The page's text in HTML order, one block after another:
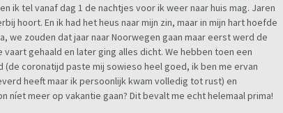
ik tel vanaf dag 1 de nachtjes voor ik weer naar huis mag. Jaren
hoort. En ik had het heus naar mijn zin, maar in mijn hart hoefde
we zouden dat jaar naar Noorwegen gaan maar eerst werd de
gehaald en later ging alles dicht. We hebben toen een
(de coronatijd paste mij sowieso heel goed, ik ben me ervan
heeft maar ik persoonlijk kwam volledig tot rust) en
níet meer op vakantie gaan? Dit bevalt me echt helemaal prima!